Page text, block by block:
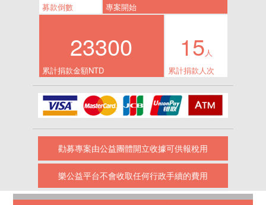
募款倒數
專案開始
23300
累計捐款金額NTD
15人
累計捐款人次
勸募專案由公益團體開立收據可供報稅用
樂公益平台不會收取任何行政手續的費用